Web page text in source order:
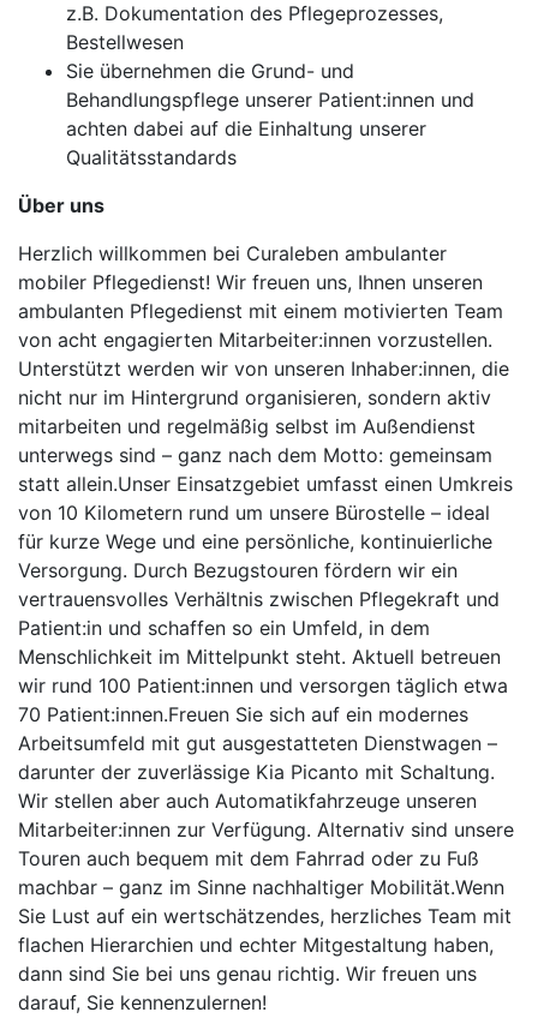
z.B. Dokumentation des Pflegeprozesses,
Bestellwesen
Sie übernehmen die Grund- und
Behandlungspflege unserer Patient:innen und
achten dabei auf die Einhaltung unserer
Qualitätsstandards
Über uns
Herzlich willkommen bei Curaleben ambulanter
mobiler Pflegedienst! Wir freuen uns, Ihnen unseren
ambulanten Pflegedienst mit einem motivierten Team
von acht engagierten Mitarbeiter:innen vorzustellen.
Unterstützt werden wir von unseren Inhaber:innen, die
nicht nur im Hintergrund organisieren, sondern aktiv
mitarbeiten und regelmäßig selbst im Außendienst
unterwegs sind – ganz nach dem Motto: gemeinsam
statt allein.Unser Einsatzgebiet umfasst einen Umkreis
von 10 Kilometern rund um unsere Bürostelle – ideal
für kurze Wege und eine persönliche, kontinuierliche
Versorgung. Durch Bezugstouren fördern wir ein
vertrauensvolles Verhältnis zwischen Pflegekraft und
Patient:in und schaffen so ein Umfeld, in dem
Menschlichkeit im Mittelpunkt steht. Aktuell betreuen
wir rund 100 Patient:innen und versorgen täglich etwa
70 Patient:innen.Freuen Sie sich auf ein modernes
Arbeitsumfeld mit gut ausgestatteten Dienstwagen –
darunter der zuverlässige Kia Picanto mit Schaltung.
Wir stellen aber auch Automatikfahrzeuge unseren
Mitarbeiter:innen zur Verfügung. Alternativ sind unsere
Touren auch bequem mit dem Fahrrad oder zu Fuß
machbar – ganz im Sinne nachhaltiger Mobilität.Wenn
Sie Lust auf ein wertschätzendes, herzliches Team mit
flachen Hierarchien und echter Mitgestaltung haben,
dann sind Sie bei uns genau richtig. Wir freuen uns
darauf, Sie kennenzulernen!